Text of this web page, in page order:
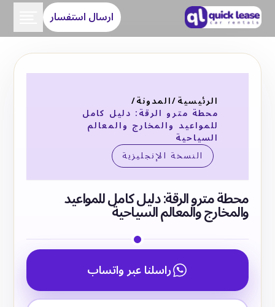
ارسال استفسار
الرئيسية/المدونة/
محطة مترو الرقة: دليل كامل
للمواعيد والمخارج والمعالم
السياحية
النسخة الإنجليزية
محطة مترو الرقة: دليل كامل للمواعيد
والمخارج والمعالم السياحية
راسلنا عبر واتساب